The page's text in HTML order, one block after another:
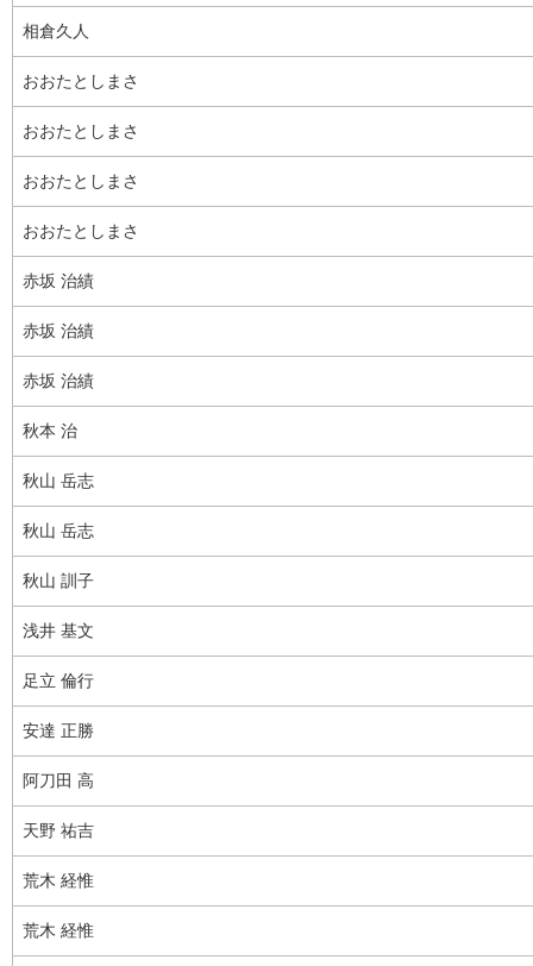
相倉久人
おおたとしまさ
おおたとしまさ
おおたとしまさ
おおたとしまさ
赤坂 治績
赤坂 治績
赤坂 治績
秋本 治
秋山 岳志
秋山 岳志
秋山 訓子
浅井 基文
足立 倫行
安達 正勝
阿刀田 高
天野 祐吉
荒木 経惟
荒木 経惟